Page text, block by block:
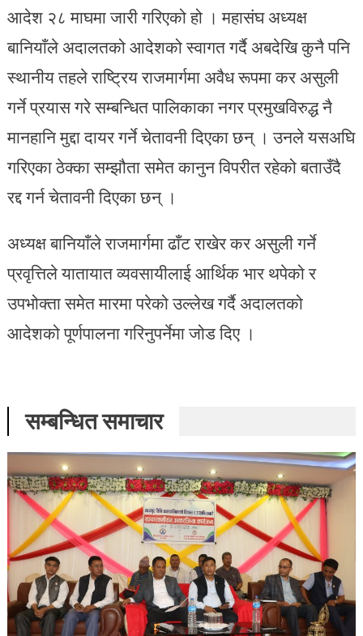
आदेश २८ माघमा जारी गरिएको हो । महासंघ अध्यक्ष
बानियाँले अदालतको आदेशको स्वागत गर्दै अबदेखि कुनै पनि
स्थानीय तहले राष्ट्रिय राजमार्गमा अवैध रूपमा कर असुली
गर्ने प्रयास गरे सम्बन्धित पालिकाका नगर प्रमुखविरुद्ध नै
मानहानि मुद्दा दायर गर्ने चेतावनी दिएका छन् । उनले यसअघि
गरिएका ठेक्का सम्झौता समेत कानुन विपरीत रहेको बताउँदै
रद्द गर्न चेतावनी दिएका छन् ।
अध्यक्ष बानियाँले राजमार्गमा ढाँट राखेर कर असुली गर्ने
प्रवृत्तिले यातायात व्यवसायीलाई आर्थिक भार थपेको र
उपभोक्ता समेत मारमा परेको उल्लेख गर्दै अदालतको
आदेशको पूर्णपालना गरिनुपर्नेमा जोड दिए ।
सम्बन्धित समाचार